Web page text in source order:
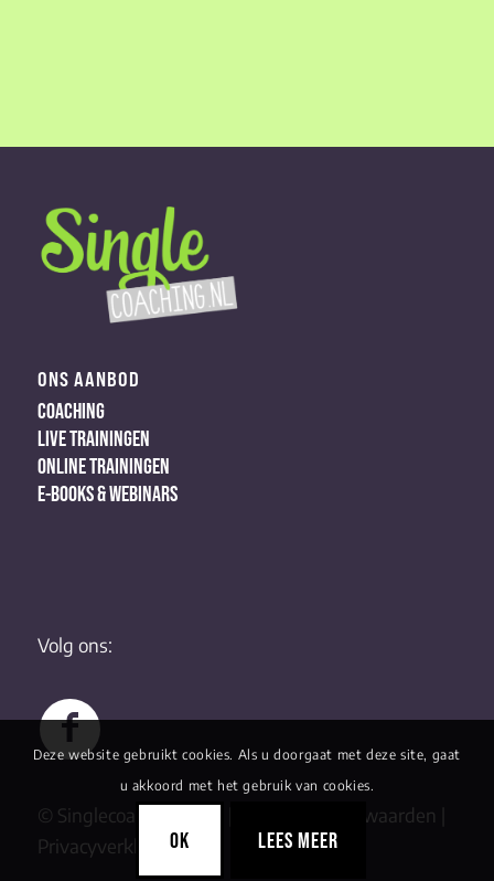
ONS AANBOD
COACHING
LIVE TRAININGEN
ONLINE TRAININGEN
E-BOOKS & WEBINARS
© Singlecoaching 2022 | Algemene Voorwaarden
Privacyverklaring
Volg ons:
Deze website gebruikt cookies. Als u doorgaat met deze site, gaat
u akkoord met het gebruik van cookies.
OK LEES MEER